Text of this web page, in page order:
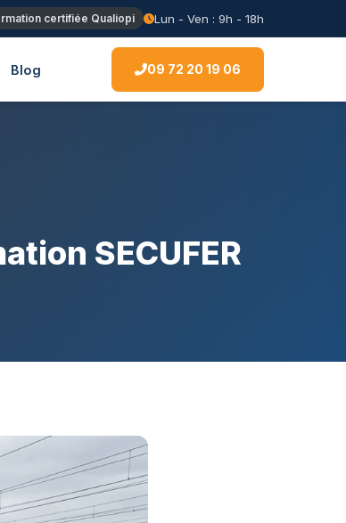
certifiée Qualiopi Lun - Ven : 9h - 18h
Blog 09 72 20 19 06
SECUFER